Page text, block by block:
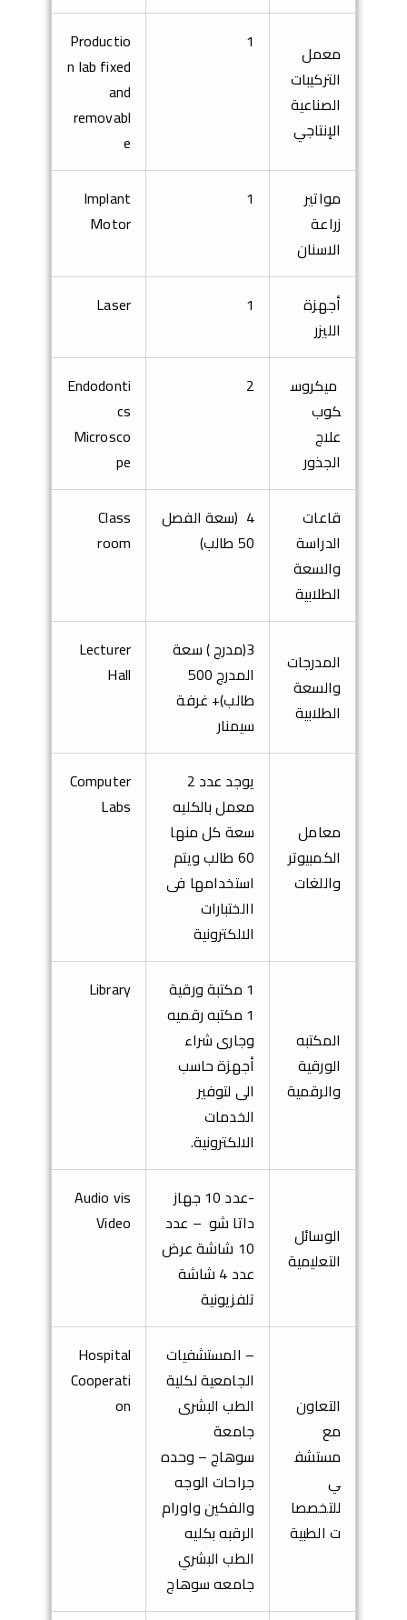
معمل
التركيبات
الصناعية
الإنتاجي
1
Productio
n lab fixed
and
removabl
e
مواتير
زراعة
الاسنان
1
Implant
Motor
أجهزة
الليزر
1
Laser
ميكروس
كوب
علاج
الجذور
2
Endodonti
cs
Microsco
pe
قاعات
الدراسة
والسعة
الطلابية
4 (سعة الفصل
50 طالب
(
Class
room
المدرجات
والسعة
الطلابية
3(مدرج ) سعة
المدرج 500
طالب)+ غرفة
سيمنار
Lecturer
Hall
معامل
الكمبيوتر
واللغات
يوجد عدد 2
معمل بالكليه
سعة كل منها
60 طالب ويتم
استخدامها فى
االختبارات
الالكترونية
Computer
Labs
المكتبه
الورقية
والرقمية
1 مكتبة ورقية
1 مكتبه رقميه
وجارى شراء
أجهزة حاسب
الى لتوفير
الخدمات
الالكترونية.
Library
الوسائل
التعليمية
-عدد 10 جهاز
داتا شو – عدد
10 شاشة عرض
عدد 4 شاشة
تلفزيونية
Audio vis
Video
التعاون
مع
مستشف
ي
للتخصصا
ت الطبية
– المستشفيات
الجامعية لكلية
الطب البشرى
جامعة
سوهاج– وحده
جراحات الوجه
والفكين واورام
الرقبه بكليه
الطب البشري
جامعه سوهاج
Hospital
Cooperati
on